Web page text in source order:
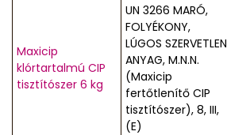
Maxicip
klórtartalmú CIP
tisztítószer 6 kg
UN 3266 MARÓ,
FOLYÉKONY,
LÚGOS SZERVETLEN
ANYAG, M.N.N.
(Maxicip
fertőtlenítő CIP
tisztítószer), 8, III,
(E)